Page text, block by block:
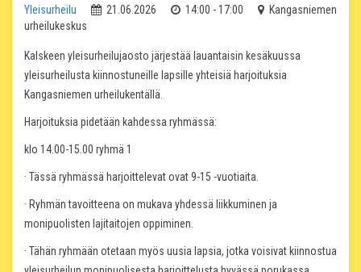
Yleisurheilu 21.06.2026 14:00 - 17:00
Kangasniemen
urheilukeskus
Kalskeen yleisurheilujaosto järjestää lauantaisin kesäkuussa
yleisurheilusta kiinnostuneille lapsille yhteisiä harjoituksia
Kangasniemen urheilukentällä.
Harjoituksia pidetään kahdessa ryhmässä:
klo 14.00-15.00 ryhmä 1
· Tässä ryhmässä harjoittelevat ovat 9-15 -vuotiaita.
· Ryhmän tavoitteena on mukava yhdessä liikkuminen ja
monipuolisten lajitaitojen oppiminen.
· Tähän ryhmään otetaan myös uusia lapsia, jotka voisivat kiinnostua